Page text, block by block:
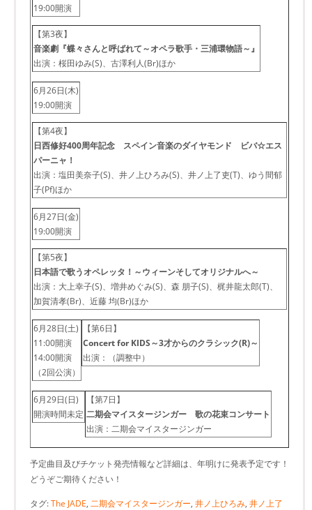
19:00開演
【第3夜】
音楽劇『蝶々さんと呼ばれて～オペラ歌手・三浦環物語～』
出演：桜田ゆみ(S)、古澤利人(Br)ほか
6月26日(木)
19:00開演
【第4夜】
日西修好400周年記念 スペイン音楽のダイヤモンド ビバ☆エス
パーニャ！
出演：塩田美奈子(S)、井ノ上ひろみ(S)、井ノ上了吏(T)、ゆう間郁
子(Pf)ほか
6月27日(金)
19:00開演
【第5夜】
日本語で歌うオペレッタ！～ウィーンそしてオリジナルへ～
出演：大上幸子(S)、増井めぐみ(S)、森 朋子(S)、梶井龍太郎(T)、
加賀清孝(Br)、近藤 均(Br)ほか
6月28日(土)
11:00開演
14:00開演
（2回公演）
【第6日】
Concert for KIDS～3才からのクラシック(R)～
出演：（調整中）
6月29日(日)
開演時間未定
【第7日】
二期会マイスタージンガー 歌の花束コンサート
出演：二期会マイスタージンガー
予定曲目及びチケット発売情報など詳細は、年明けに発表予定です！
どうぞご期待ください！
タグ:The JADE, 二期会マイスタージンガー, 井ノ上ひろみ, 井ノ上了